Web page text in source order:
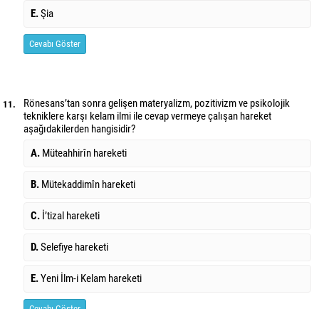
E.Şia
Cevabı Göster
11.
Rönesans’tan sonra gelişen materyalizm, pozitivizm ve psikolojik
tekniklere karşı kelam ilmi ile cevap vermeye çalışan hareket
aşağıdakilerden hangisidir?
A. Müteahhirîn hareketi
B. Mütekaddimîn hareketi
C. İ’tizal hareketi
D.Selefiye hareketi
E.Yeni İlm-i Kelam hareketi